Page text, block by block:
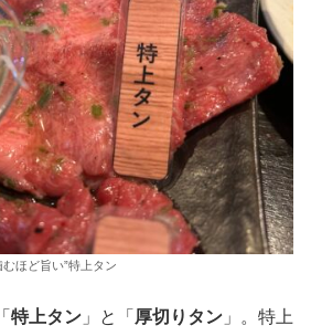
ほど旨い”特上タン
特上タン 」と「 厚切りタン 」。特上